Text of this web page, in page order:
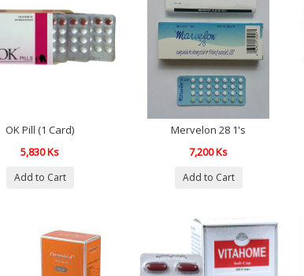
OK Pill (1 Card)
5,830 Ks
Add to Cart
Mervelon 28 1's
7,200 Ks
Add to Cart